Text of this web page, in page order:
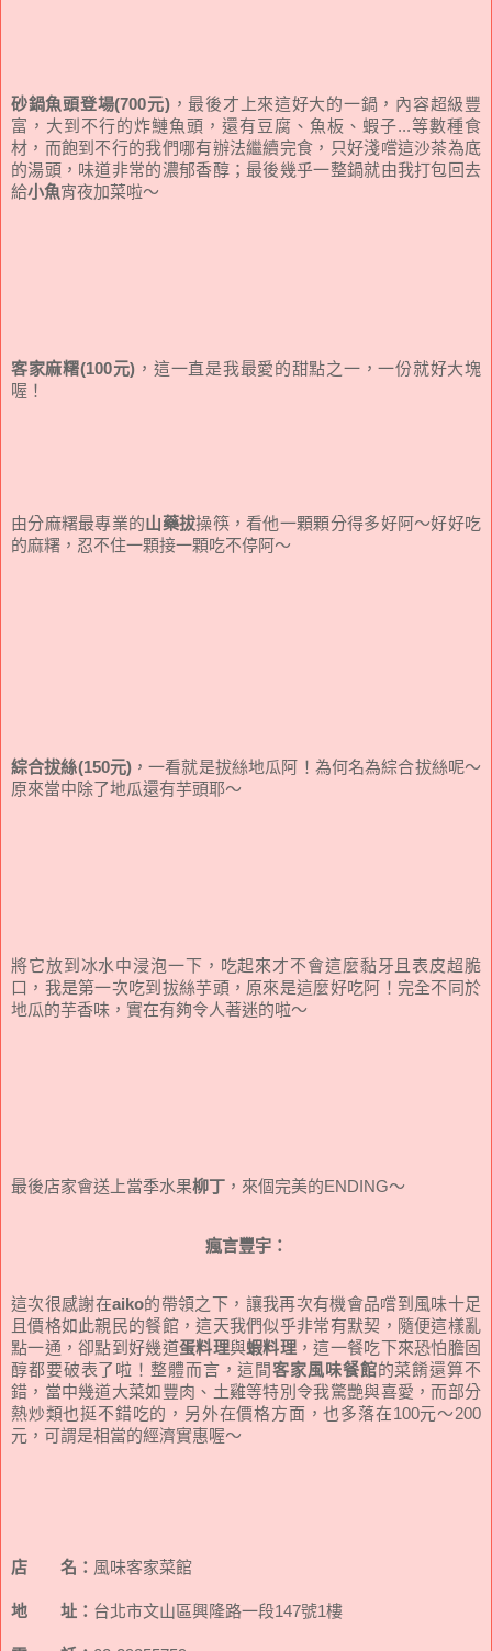
砂鍋魚頭登場(700元)，最後才上來這好大的一鍋，內容超級豐
富，大到不行的炸鰱魚頭，還有豆腐、魚板、蝦子...等數種食
材，而飽到不行的我們哪有辦法繼續完食，只好淺嚐這沙茶為底
的湯頭，味道非常的濃郁香醇；最後幾乎一整鍋就由我打包回去
給小魚宵夜加菜啦～
客家麻糬(100元) ，這一直是我最愛的甜點之一，一份就好大塊
喔！
由分麻糬最專業的山藥拔操筷，看他一顆顆分得多好阿～好好吃
的麻糬，忍不住一顆接一顆吃不停阿～
綜合拔絲(150元)，一看就是拔絲地瓜阿！為何名為綜合拔絲呢～
原來當中除了地瓜還有芋頭耶～
將它放到冰水中浸泡一下，吃起來才不會這麼黏牙且表皮超脆
口，我是第一次吃到拔絲芋頭，原來是這麼好吃阿！完全不同於
地瓜的芋香味，實在有夠令人著迷的啦～
最後店家會送上當季水果柳丁 ，來個完美的ENDING～
瘋言豐宇：
這次很感謝在aiko的帶領之下，讓我再次有機會品嚐到風味十足
且價格如此親民的餐館，這天我們似乎非常有默契，隨便這樣亂
點一通，卻點到好幾道蛋料理與蝦料理 ，這一餐吃下來恐怕膽固
醇都要破表了啦！整體而言，這間客家風味餐館的菜餚還算不
錯，當中幾道大菜如豐肉、土雞等特別令我驚艷與喜愛，而部分
熱炒類也挺不錯吃的，另外在價格方面，也多落在100元～200
元，可謂是相當的經濟實惠喔～
店 名： 風味客家菜館
地 址： 台北市文山區興隆路一段147號1樓